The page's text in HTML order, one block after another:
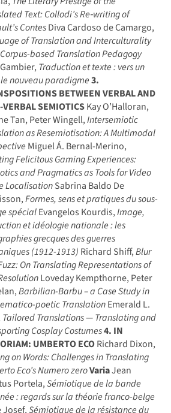
Text: Collodi’s Re‑writing of
ContesDiva Cardoso de Camargo,
of Translation and Interculturality
based Translation Pedagogy
Traduction et texte : vers un
nouveau paradigme3.
BETWEEN VERBAL AND
SEMIOTICSKay O’Halloran,
Tan, Peter Wingell,Intersemiotic
as Resemiotisation: A Multimodal
Miguel Á. Bernal-Merino,
Felicitous Gaming Experiences:
and Pragmatics as Tools for Video
LocalisationSabrina Baldo De
Formes, sens et pratiques du sous-
spécialEvangelos Kourdis,Image,
et idéologie nationale : les
grecques des guerres
(1912-1913) Richard Shiff,Blur
On Translating Representations of
Loveday Kempthorne, Peter
Barbilian-Barbu – a Case Study in
poetic TranslationEmerald L.
Tailored Translations — Translating and
Cosplay Costumes4. IN
UMBERTO ECORichard Dixon,
on Words: Challenges in Translating
Eco’s Numero zeroVariaJean
Portela,Sémiotique de la bande
: regards sur la théorie franco-belge
Josef,Sémiotique de la résistance du